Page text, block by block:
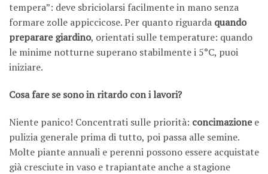
tempera”: deve sbriciolarsi facilmente in mano senza
formare zolle appiccicose. Per quanto riguarda quando
preparare giardino, orientati sulle temperature: quando
le minime notturne superano stabilmente i 5°C, puoi
iniziare.
Cosa fare se sono in ritardo con i lavori?
Niente panico! Concentrati sulle priorità: concimazionee
pulizia generale prima di tutto, poi passa alle semine.
Molte piante annuali e perenni possono essere acquistate
già cresciute in vaso e trapiantate anche a stagione